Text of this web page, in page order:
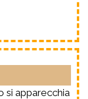
si apparecchia